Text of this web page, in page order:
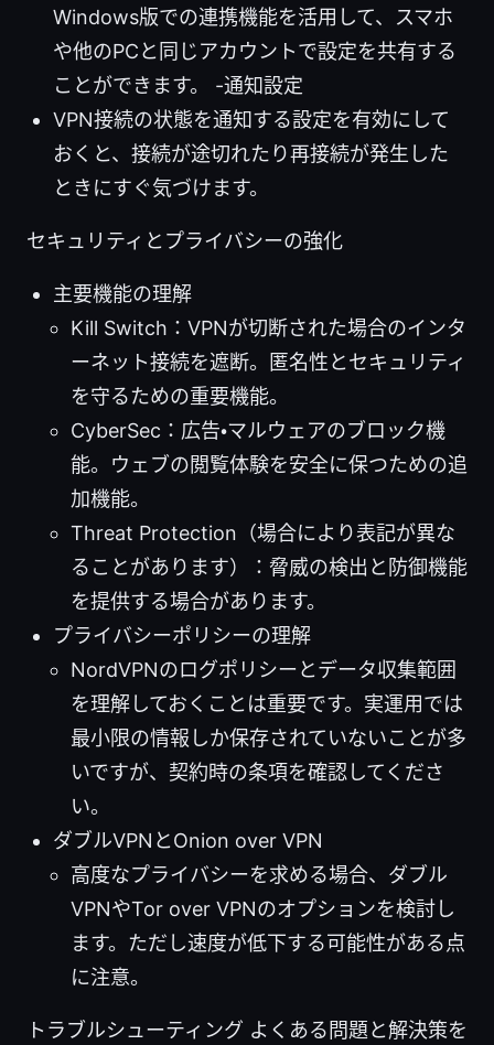
Windows版での連携機能を活用して、スマホ
や他のPCと同じアカウントで設定を共有する
ことができます。 -通知設定
VPN接続の状態を通知する設定を有効にして
おくと、接続が途切れたり再接続が発生した
ときにすぐ気づけます。
セキュリティとプライバシーの強化
主要機能の理解
Kill Switch：VPNが切断された場合のインタ
ーネット接続を遮断。匿名性とセキュリティ
を守るための重要機能。
CyberSec：広告・マルウェアのブロック機
能。ウェブの閲覧体験を安全に保つための追
加機能。
Threat Protection（場合により表記が異な
ることがあります）：脅威の検出と防御機能
を提供する場合があります。
プライバシーポリシーの理解
NordVPNのログポリシーとデータ収集範囲
を理解しておくことは重要です。実運用では
最小限の情報しか保存されていないことが多
いですが、契約時の条項を確認してくださ
い。
ダブルVPNとOnion over VPN
高度なプライバシーを求める場合、ダブル
VPNやTor over VPNのオプションを検討し
ます。ただし速度が低下する可能性がある点
に注意。
トラブルシューティング よくある問題と解決策を